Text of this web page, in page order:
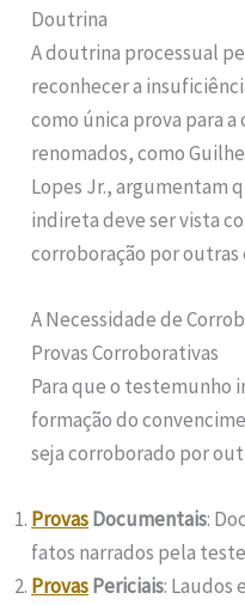
Doutrina
A doutrina processual
reconhecer a
como única prova para
renomados, como
Lopes Jr., argumentam
indireta deve ser vista
corroboração por outras
A Necessidade de
Provas Corroborativas
Para que o testemunho
formação do
seja corroborado por
ProvasDocumentais:
fatos narrados pela
ProvasPericiais: Laudos